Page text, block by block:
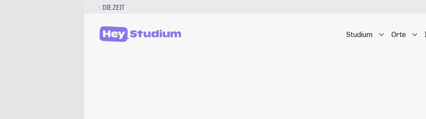
DIE ZEIT
Studium Orte